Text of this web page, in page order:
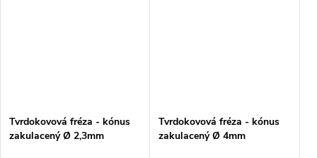
Tvrdokovová fréza - kónus
zakulacený Ø 2,3mm
Tvrdokovová fréza - kónus
zakulacený Ø 4mm